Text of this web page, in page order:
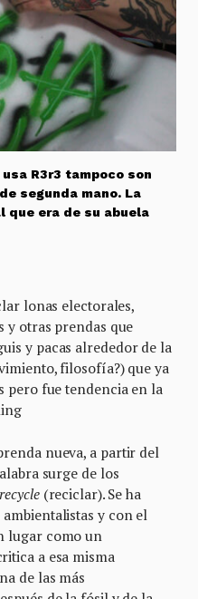
R3r3 tampoco son
segunda mano. La
que era de su abuela
lonas electorales,
y otras prendas que
y pacas alrededor de la
filosofía?) que ya
pero fue tendencia en la
nueva, a partir del
surge de los
recycle (reciclar). Se ha
y con el
lugar como un
a esa misma
de las más